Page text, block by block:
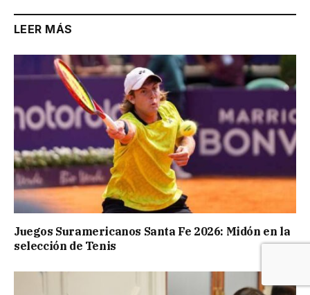
LEER MÁS
Juegos Suramericanos Santa Fe 2026: Midón en la
selección de Tenis